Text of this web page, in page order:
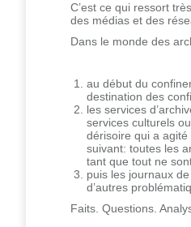
C’est ce qui ressort
des médias et des
Dans le monde des
au début du
destination des
les services
services culturels
dérisoire qui a
suivant: toutes les
tant que tout ne
puis les journaux
d’autres
Faits. Questions.